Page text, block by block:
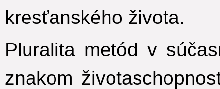
kresťanského života.
Pluralita metód v
znakom